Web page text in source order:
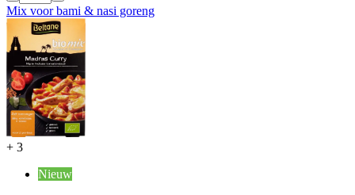
Mix voor bami & nasi goreng
+ 3
Nieuw